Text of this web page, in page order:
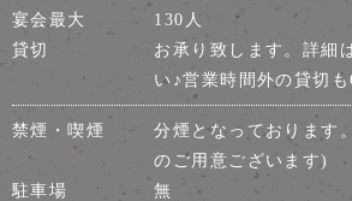
宴会最大
130人
貸切
お承り致します。詳細
い♪営業時間外の貸切も
禁煙・喫煙
分煙となっております
のご用意ございます)
駐車場
無